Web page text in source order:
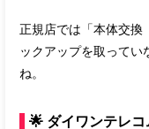
正規店では「本体交換
ックアップを取ってい
ね。
🌟 ダイワンテレ